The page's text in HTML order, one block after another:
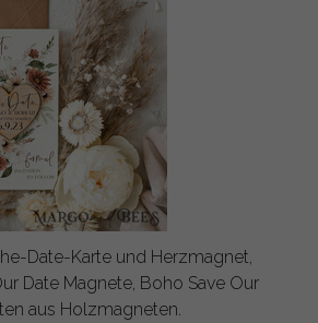
Date-Karte und Herzmagnet,
Date Magnete, Boho Save Our
aus Holzmagneten.